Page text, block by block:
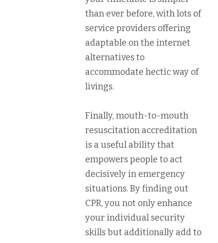
than ever before, with lots of
service providers offering
adaptable on the internet
alternatives to
accommodate hectic way of
livings.
Finally, mouth-to-mouth
resuscitation accreditation
is a useful ability that
empowers people to act
decisively in emergency
situations. By finding out
CPR, you not only enhance
your individual security
skills but additionally add to